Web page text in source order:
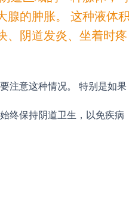
腺的肿胀。 这种液体
、阴道发炎、坐着时疼
注意这种情况。 特别是如果
终保持阴道卫生，以免疾病